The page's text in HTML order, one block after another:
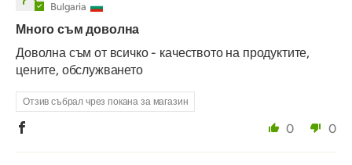
Bulgaria
Много съм доволна
Доволна съм от всичко - качеството на продуктите,
цените, обслужването
Отзив събрал чрез покана за магазин
0 0